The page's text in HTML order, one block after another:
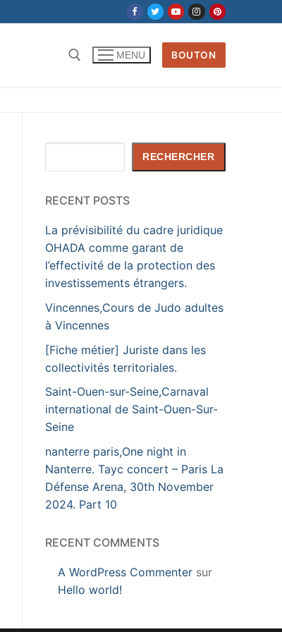
MENU BOUTON
RECHERCHER
RECENT POSTS
La prévisibilité du cadre juridique
OHADA comme garant de
l’effectivité de la protection des
investissements étrangers.
Vincennes,Cours de Judo adultes
à Vincennes
[Fiche métier] Juriste dans les
collectivités territoriales.
Saint-Ouen-sur-Seine,Carnaval
international de Saint-Ouen-Sur-
Seine
nanterre paris,One night in
Nanterre. Tayc concert – Paris La
Défense Arena, 30th November
2024. Part 10
RECENT COMMENTS
A WordPress Commenter sur
Hello world!